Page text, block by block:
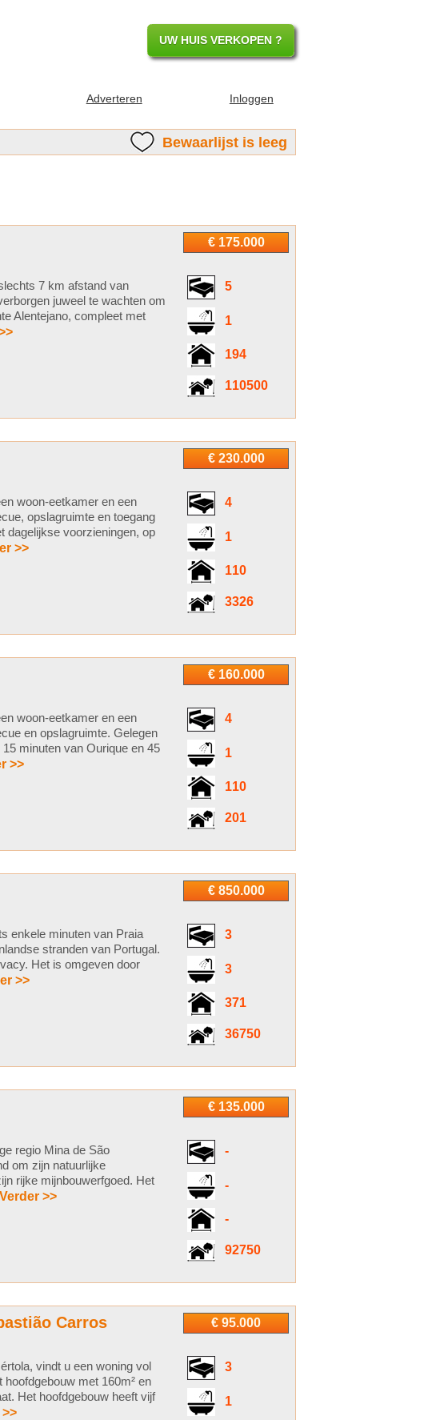
UW HUIS VERKOPEN ?
Adverteren Inloggen
Bewaarlijst is leeg
€ 175.000
5
1
194
110500
7 km afstand van
juweel te wachten om
Alentejano, compleet met
€ 230.000
4
1
110
3326
woon-eetkamer en een
opslagruimte en toegang
dagelijkse voorzieningen, op
>>
€ 160.000
4
1
110
201
woon-eetkamer en een
en opslagruimte. Gelegen
minuten van Ourique en 45
>>
€ 850.000
3
3
371
36750
enkele minuten van Praia
stranden van Portugal.
Het is omgeven door
>>
€ 135.000
-
-
-
92750
regio Mina de São
om zijn natuurlijke
rijke mijnbouwerfgoed. Het
>>
€ 95.000
Carros
3
1
vindt u een woning vol
met 160m² en
Het hoofdgebouw heeft vijf